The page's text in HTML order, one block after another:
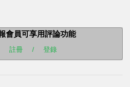
會員可享用評論功能
註冊 / 登錄